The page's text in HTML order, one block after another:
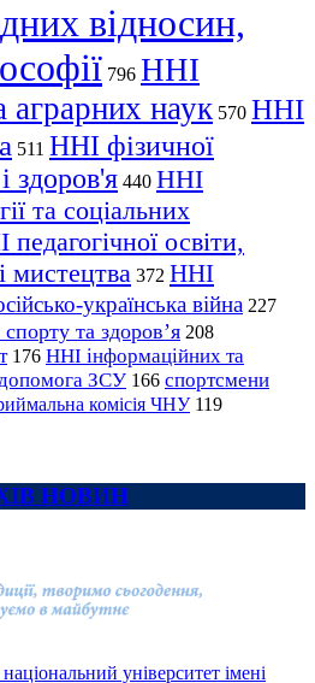
відносин,
796 ННІ
аграрних наук 570 ННІ
511 ННІ фізичної
здоров'я 440 ННІ
та соціальних
педагогічної освіти,
мистецтва 372 ННІ
українська війна 227
та здоров’я 208
176 ННІ інформаційних та
ЗСУ 166 спортсмени
комісія ЧНУ 119
НОВИН
університет імені